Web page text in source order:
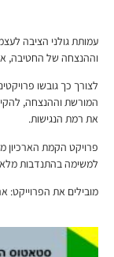
עמותת גולני הציבה
וההנצחה של החטיבה,
לצורך כך גובשו
המורשת וההנצחה,
את רמת הנגישות.
פרויקט הקמת הארכיון
למשימה בהתנדבות
מובילים את הפרוייקט: